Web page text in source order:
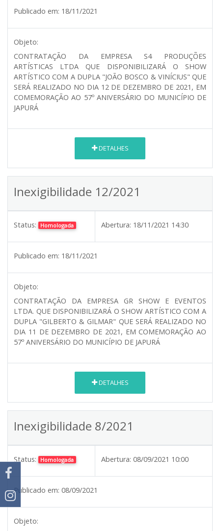
Publicado em: 18/11/2021
Objeto:
CONTRATAÇÃO DA EMPRESA S4 PRODUÇÕES
ARTÍSTICAS LTDA QUE DISPONIBILIZARÁ O SHOW
ARTÍSTICO COM A DUPLA "JOÃO BOSCO & VINÍCIUS" QUE
SERÁ REALIZADO NO DIA 12 DE DEZEMBRO DE 2021, EM
COMEMORAÇÃO AO 57º ANIVERSÁRIO DO MUNICÍPIO DE
JAPURÁ
DETALHES
Inexigibilidade 12/2021
Status: Homologada Abertura: 18/11/2021 14:30
Publicado em: 18/11/2021
Objeto:
CONTRATAÇÃO DA EMPRESA GR SHOW E EVENTOS
LTDA. QUE DISPONIBILIZARÁ O SHOW ARTÍSTICO COM A
DUPLA "GILBERTO & GILMAR" QUE SERÁ REALIZADO NO
DIA 11 DE DEZEMBRO DE 2021, EM COMEMORAÇÃO AO
57º ANIVERSÁRIO DO MUNICÍPIO DE JAPURÁ
DETALHES
Inexigibilidade 8/2021
Status: Homologada Abertura: 08/09/2021 10:00
Publicado em: 08/09/2021
Objeto: